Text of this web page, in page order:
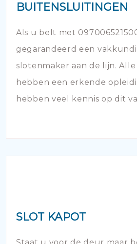
BUITENSLUITINGEN
Als u belt met
gegarandeerd een
slotenmaker aan de lijn.
hebben een erkende
hebben veel kennis op dit
SLOT KAPOT